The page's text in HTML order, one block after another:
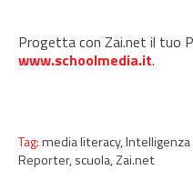
Progetta con Zai.net il tuo
www.schoolmedia.it.
Tag:media literacy,
Reporter,scuola,Zai.net